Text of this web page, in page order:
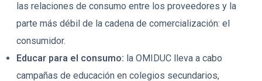
las relaciones de consumo entre los proveedores y la
parte más débil de la cadena de comercialización: el
consumidor.
Educar para el consumo: la OMIDUC lleva a cabo
campañas de educación en colegios secundarios,